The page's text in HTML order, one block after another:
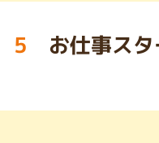
5 お仕事スタ